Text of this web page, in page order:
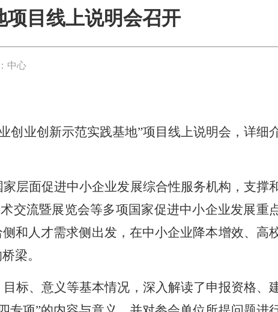
目线上说明会召开
中心
创业创新示范实践基地”项目线上说明会，详细
层面促进中小企业发展综合性服务机构，支撑
交流暨展览会等多项国家促进中小企业发展重
和人才需求侧出发，在中小企业降本增效、高
梁。
标、意义等基本情况，深入解读了申报资格、